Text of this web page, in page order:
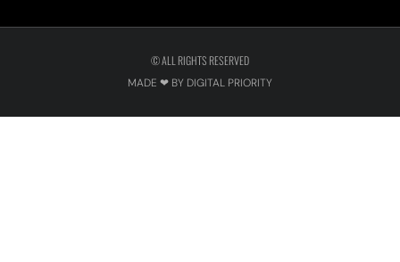
© ALL RIGHTS RESERVED
MADE ❤ BY DIGITAL PRIORITY